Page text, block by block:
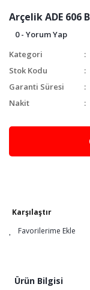
Arçelik ADE 606
0 - Yorum Yap
Kategori
Stok Kodu
Garanti Süresi
Nakit
Karşılaştır
Ürün Bilgisi